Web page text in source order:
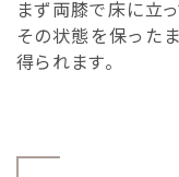
まず両膝で床に立っ
その状態を保った
得られます。